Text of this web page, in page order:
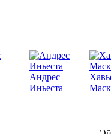
Андрес
Иньеста